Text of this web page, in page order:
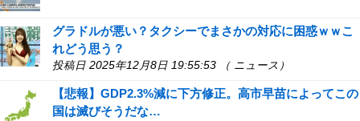
グラドルが悪い？タクシーでまさかの対応に困惑ｗｗこ
れどう思う？
投稿日 2025年12月8日 19:55:53 （ ニュース）
【悲報】GDP2.3%減に下方修正。高市早苗によってこの
国は滅びそうだな…